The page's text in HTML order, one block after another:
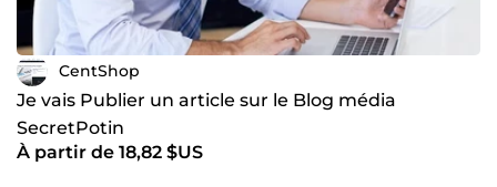
CentShop
Je vais Publier un article sur le Blog média
SecretPotin
À partir de 18,82 $US